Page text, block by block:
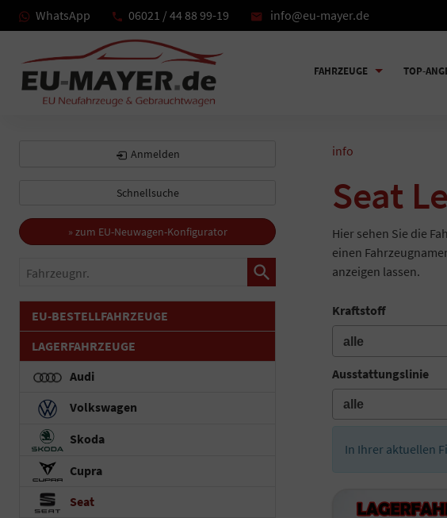
WhatsApp 06021 / 44 88 99-19 info@eu-mayer.de
FAHRZEUGE TOP-
info
Seat
Hier sehen Sie die
einen
anzeigen lassen.
Kraftstoff
Ausstattungslinie
In Ihrer aktuellen
Anmelden
Schnellsuche
» zum EU-Neuwagen-Konfigurator
Fahrzeugnr.
EU-BESTELLFAHRZEUGE
LAGERFAHRZEUGE
Audi
Volkswagen
Skoda
Cupra
Seat